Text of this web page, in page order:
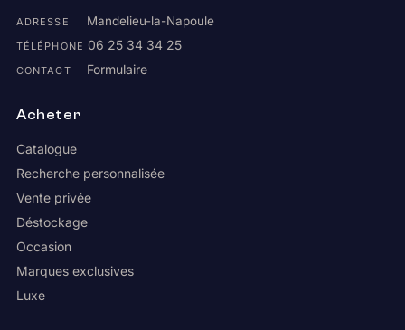
ADRESSE Mandelieu-la-Napoule
TÉLÉPHONE 06 25 34 34 25
CONTACT Formulaire
Acheter
Catalogue
Recherche personnalisée
Vente privée
Déstockage
Occasion
Marques exclusives
Luxe